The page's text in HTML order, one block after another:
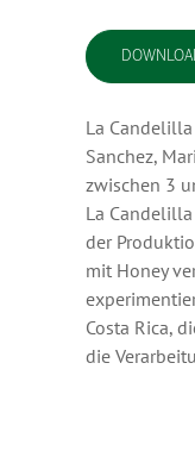
La
Sanchez,
zwischen 3
La
der
mit Honey
Costa Rica,
die